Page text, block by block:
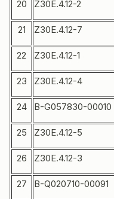
20 Z30E.4.12-2
21 Z30E.4.12-7
22 Z30E.4.12-1
23 Z30E.4.12-4
24 B-G057830-00010
25 Z30E.4.12-5
26 Z30E.4.12-3
27 B-Q020710-00091